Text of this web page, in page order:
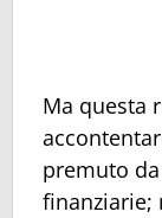
Ma questa
premuto
finanziarie;